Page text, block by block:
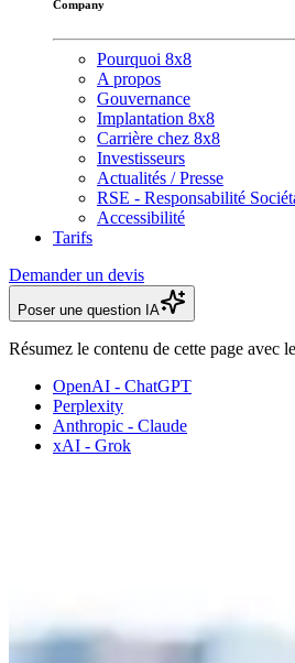
Company
Pourquoi 8x8
A propos
Gouvernance
Implantation 8x8
Carrière chez 8x8
Investisseurs
Actualités / Presse
RSE - Responsabilité
Accessibilité
Tarifs
Demander un devis
Poser une question IA
Résumez le contenu de cette page avec
OpenAI - ChatGPT
Perplexity
Anthropic - Claude
xAI - Grok